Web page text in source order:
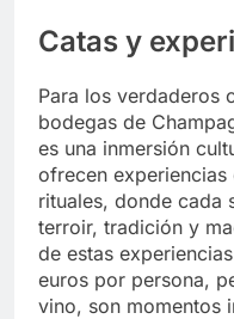
Catas y
Para los verdaderos
bodegas de
es una inmersión
ofrecen
rituales, donde cada
terroir, tradición y
de estas
euros por persona,
vino, son momentos